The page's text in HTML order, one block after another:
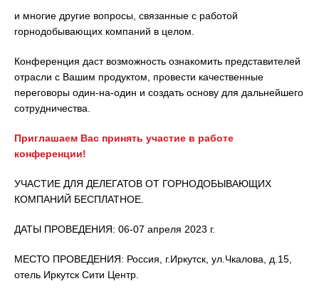
и многие другие вопросы, связанные с работой
горнодобывающих компаний в целом.
Конференция даст возможность ознакомить представителей
отрасли с Вашим продуктом, провести качественные
переговоры один-на-один и создать основу для дальнейшего
сотрудничества.
Приглашаем Вас принять участие в работе
конференции!
УЧАСТИЕ ДЛЯ ДЕЛЕГАТОВ ОТ ГОРНОДОБЫВАЮЩИХ
КОМПАНИЙ БЕСПЛАТНОЕ.
ДАТЫ ПРОВЕДЕНИЯ: 06-07 апреля 2023 г.
МЕСТО ПРОВЕДЕНИЯ: Россия, г.Иркутск, ул.Чкалова, д.15,
отель Иркутск Сити Центр.